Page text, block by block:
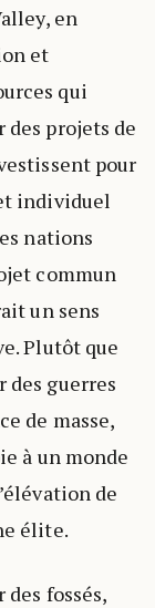
en
et
qui
projets de
pour
individuel
nations
commun
un sens
Plutôt que
des guerres
de masse,
à un monde
de
élite.
fossés,